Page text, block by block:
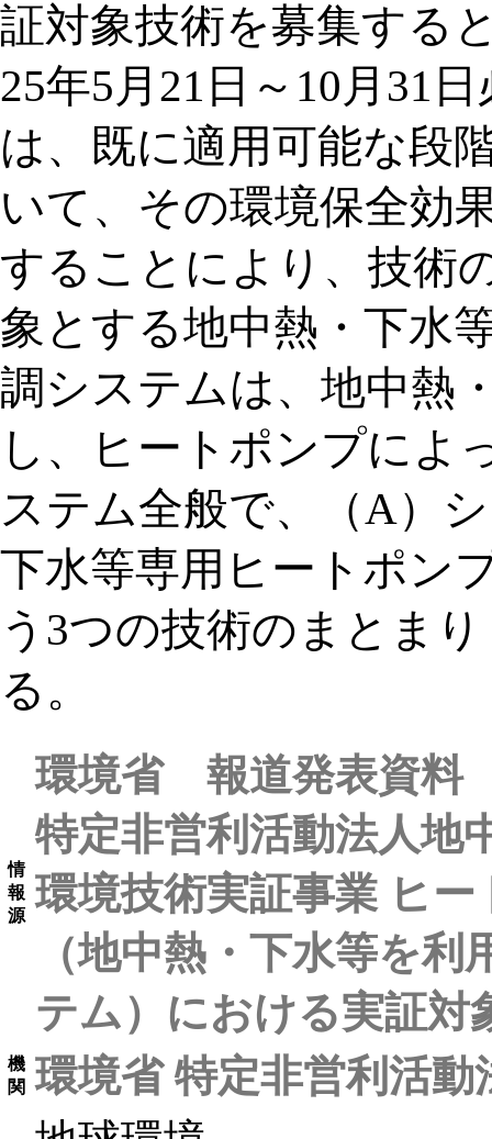
証対象技術を募集する
25年5月21日～10月31
は、既に適用可能な段
いて、その環境保全効
することにより、技術
象とする地中熱・下水
調システムは、地中熱
し、ヒートポンプによ
ステム全般で、（A）
下水等専用ヒートポン
う3つの技術のまとま
る。
情
報
源
環境省 報道発表資料
特定非営利活動法人
環境技術実証事業 ヒ
（地中熱・下水等を
テム）における実証対
機
関
環境省 特定非営利活動